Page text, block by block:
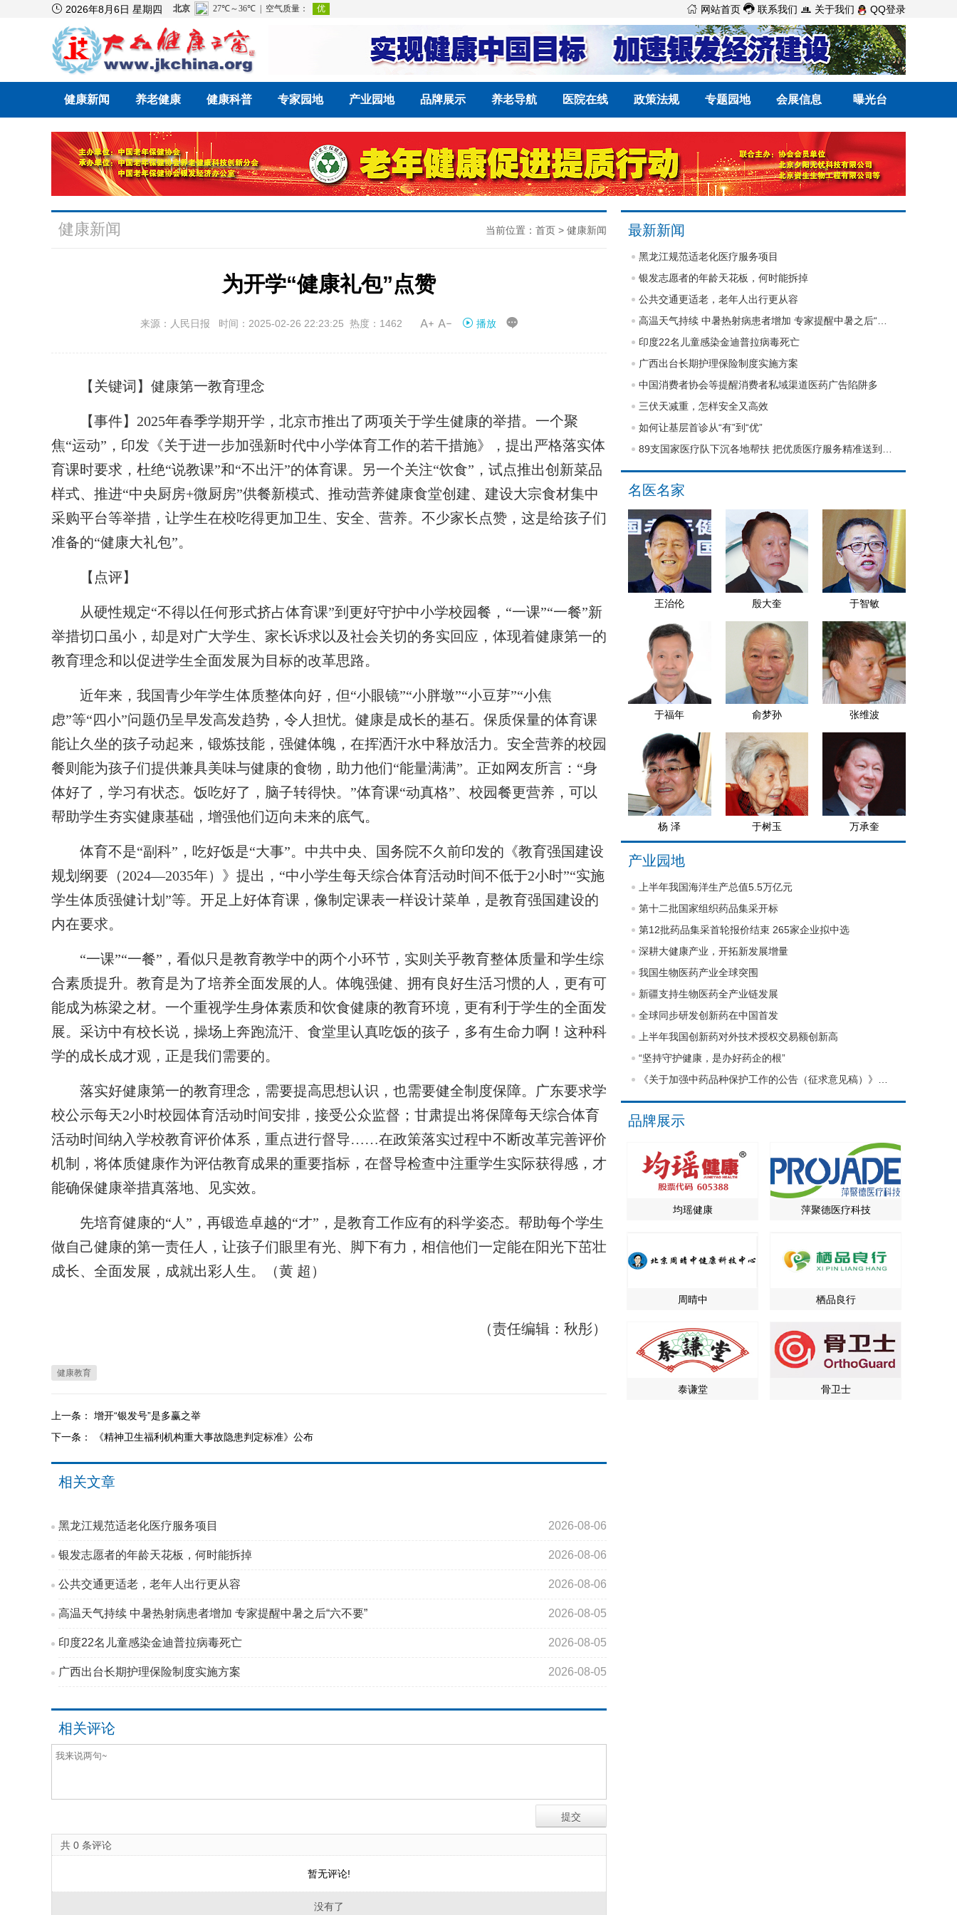
 2026年8月6日 星期四  网站首页  联系我们  关于我们 QQ登录
健康新闻 养老健康 健康科普 专家园地 产业园地 品牌展示 养老导航 医院在线 政策法规 专题园地 会展信息 曝光台
健康新闻 当前位置： 首页 > 健康新闻
为开学“健康礼包”点赞
来源：人民日报 时间：2025-02-26 22:23:25 热度：1462  播放 
【关键词 】 健康第一教育理念
【事件】2025年春季学期开学，北京市推出了两项关于学生健康的举措。一个聚
焦“运动”，印发《关于进一步加强新时代中小学体育工作的若干措施》，提出严格落实体
育课时要求，杜绝“说教课”和“不出汗”的体育课。另一个关注“饮食”，试点推出创新菜品
样式、推进“中央厨房+微厨房”供餐新模式、推动营养健康食堂创建、建设大宗食材集中
采购平台等举措，让学生在校吃得更加卫生、安全、营养。不少家长点赞，这是给孩子们
准备的“健康大礼包”。
【 点评】
从硬性规定“不得以任何形式挤占体育课”到更好守护中小学校园餐，“一课”“一餐”新
举措切口虽小，却是对广大学生、家长诉求以及社会关切的务实回应，体现着健康第一的
教育理念和以促进学生全面发展为目标的改革思路。
近年来，我国青少年学生体质整体向好，但“小眼镜”“小胖墩”“小豆芽”“小焦
虑”等“四小”问题仍呈早发高发趋势，令人担忧。健康是成长的基石。保质保量的体育课
能让久坐的孩子动起来，锻炼技能，强健体魄，在挥洒汗水中释放活力。安全营养的校园
餐则能为孩子们提供兼具美味与健康的食物，助力他们“能量满满”。正如网友所言：“身
体好了，学习有状态。饭吃好了，脑子转得快。”体育课“动真格”、校园餐更营养，可以
帮助学生夯实健康基础，增强他们迈向未来的底气。
体育不是“副科”，吃好饭是“大事”。中共中央、国务院不久前印发的《教育强国建设
规划纲要（2024—2035年）》提出，“中小学生每天综合体育活动时间不低于2小时”“实施
学生体质强健计划”等。开足上好体育课，像制定课表一样设计菜单，是教育强国建设的
内在要求。
“一课”“一餐”，看似只是教育教学中的两个小环节，实则关乎教育整体质量和学生综
合素质提升。教育是为了培养全面发展的人。体魄强健、拥有良好生活习惯的人，更有可
能成为栋梁之材。一个重视学生身体素质和饮食健康的教育环境，更有利于学生的全面发
展。采访中有校长说，操场上奔跑流汗、食堂里认真吃饭的孩子，多有生命力啊！这种科
学的成长成才观，正是我们需要的。
落实好健康第一的教育理念，需要提高思想认识，也需要健全制度保障。广东要求学
校公示每天2小时校园体育活动时间安排，接受公众监督；甘肃提出将保障每天综合体育
活动时间纳入学校教育评价体系，重点进行督导……在政策落实过程中不断改革完善评价
机制，将体质健康作为评估教育成果的重要指标，在督导检查中注重学生实际获得感，才
能确保健康举措真落地、见实效。
先培育健康的“人”，再锻造卓越的“才”，是教育工作应有的科学姿态。帮助每个学生
做自己健康的第一责任人，让孩子们眼里有光、脚下有力，相信他们一定能在阳光下茁壮
成长、全面发展，成就出彩人生。（黄 超）
（责任编辑：秋彤）
健康教育
上一条： 增开“银发号”是多赢之举
下一条：
《精神卫生福利机构重大事故隐患判定标准》公布
相关文章
黑龙江规范适老化医疗服务项目 2026-08-06
银发志愿者的年龄天花板，何时能拆掉 2026-08-06
公共交通更适老，老年人出行更从容 2026-08-06
高温天气持续 中暑热射病患者增加 专家提醒中暑之后“六不要” 2026-08-05
印度22名儿童感染金迪普拉病毒死亡 2026-08-05
广西出台长期护理保险制度实施方案 2026-08-05
相关评论
共 0 条评论
暂无评论!
没有了
最新新闻
黑龙江规范适老化医疗服务项目
银发志愿者的年龄天花板，何时能拆掉
公共交通更适老，老年人出行更从容
印度22名儿童感染金迪普拉病毒死亡
广西出台长期护理保险制度实施方案
中国消费者协会等提醒消费者私域渠道医药广告陷阱多
三伏天减重，怎样安全又高效
如何让基层首诊从“有”到“优”
名医名家
王治伦 殷大奎 于智敏
于福年 俞梦孙 张维波
杨 泽 于树玉 万承奎
产业园地
上半年我国海洋生产总值5.5万亿元
第十二批国家组织药品集采开标
第12批药品集采首轮报价结束 265家企业拟中选
深耕大健康产业，开拓新发展增量
我国生物医药产业全球突围
新疆支持生物医药全产业链发展
全球同步研发创新药在中国首发
上半年我国创新药对外技术授权交易额创新高
“坚持守护健康，是办好药企的根”
品牌展示
均瑶健康 萍聚德医疗科技
周晴中 栖品良行
泰谦堂 骨卫士